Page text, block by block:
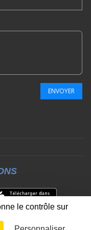
ENVOYER
le contrôle sur